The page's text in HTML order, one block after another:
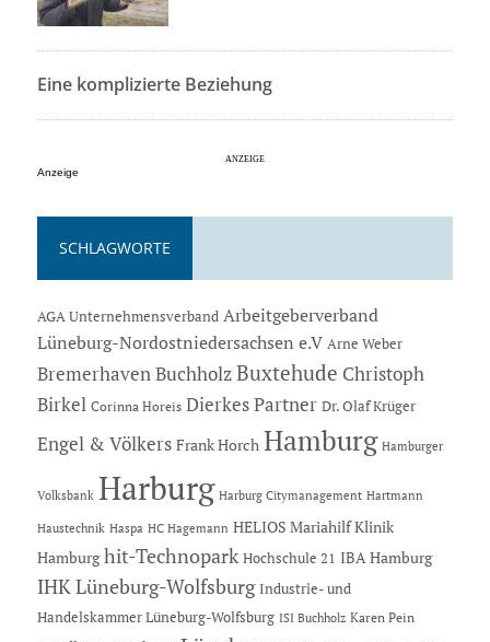
Eine komplizierte Beziehung
Anzeige
SCHLAGWORTE
AGA Unternehmensverband Arbeitgeberverband
Lüneburg-Nordostniedersachsen e.V Arne Weber
Bremerhaven Buchholz Buxtehude Christoph
Birkel Corinna Horeis Dierkes Partner Dr. Olaf Krüger
Engel & Völkers Frank Horch Hamburg Hamburger
Volksbank Harburg Harburg Citymanagement Hartmann
Haustechnik Haspa HC Hagemann HELIOS Mariahilf Klinik
Hamburg hit-Technopark Hochschule 21 IBA Hamburg
IHK Lüneburg-Wolfsburg Industrie- und
Handelskammer Lüneburg-Wolfsburg ISI Buchholz Karen Pein